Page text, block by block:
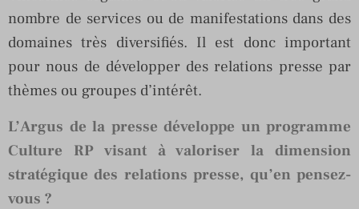
nombre de services ou de manifestations dans des
domaines très diversifiés. Il est donc important
pour nous de développer des relations presse par
thèmes ou groupes d’intérêt.
L’Argus de la presse développe un programme
Culture RP visant à valoriser la dimension
stratégique des relations presse, qu’en pensez-
vous ?